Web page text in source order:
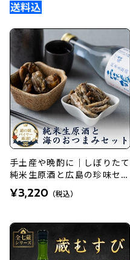
手土産や晩酌に｜しぼりたて
純米生原酒と広島の珍味セッ
ト
¥3,220 （税込）